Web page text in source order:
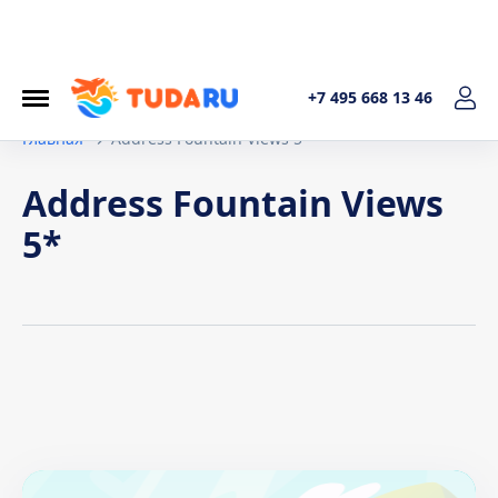
+7 495 668 13 46
Главная
Address Fountain Views 5*
Address Fountain Views
5*
безопасности персональных данных, предпринимаемые